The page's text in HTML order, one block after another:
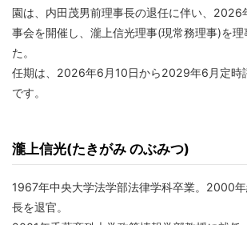
園は、内田茂男前理事長の退任に伴い、2026
事会を開催し、瀧上信光理事(現常務理事)を理
た。
任期は、2026年6月10日から2029年6月定時
です。
瀧上信光(たきがみ のぶみつ)
1967年中央大学法学部法律学科卒業。2000
長を退官。